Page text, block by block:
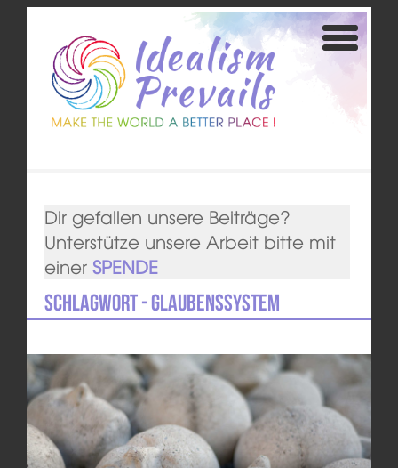
Dir gefallen unsere Beiträge?
Unterstütze unsere Arbeit bitte mit
einer SPENDE
Schlagwort - Glaubenssystem